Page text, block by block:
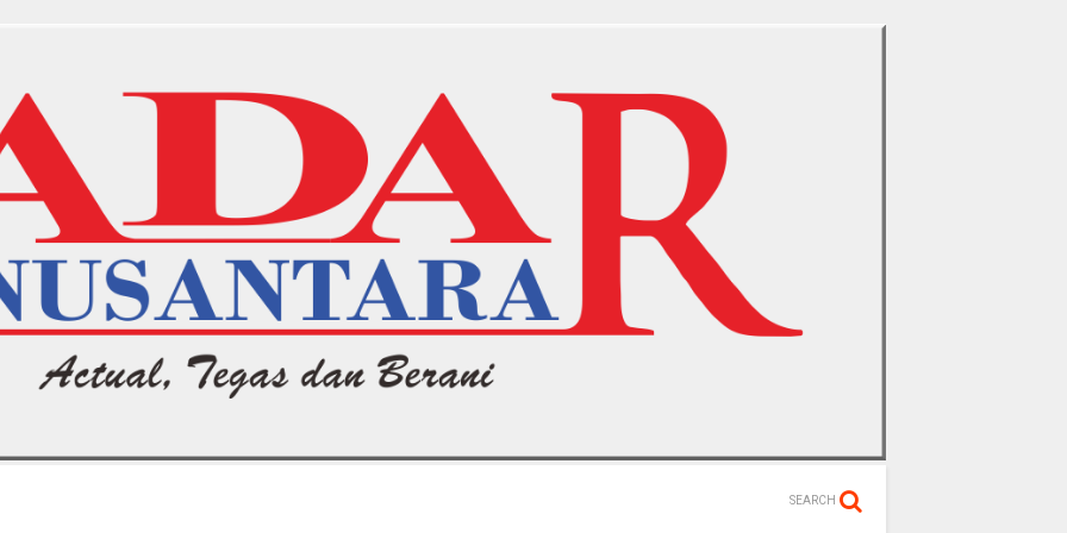
SEARCH